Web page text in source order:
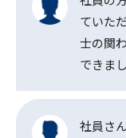
ていた
士の関
できま
社員さ